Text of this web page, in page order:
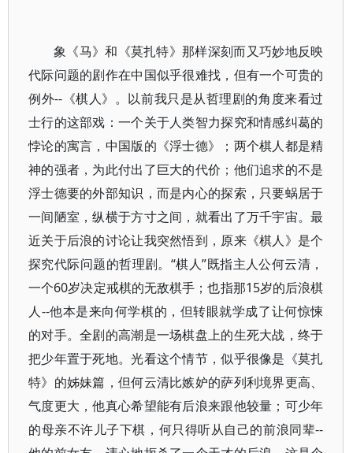
象《马》和《莫扎特》那样深刻而又巧妙地反映
代际问题的剧作在中国似乎很难找，但有一个可贵的
例外--《棋人》。以前我只是从哲理剧的角度来看过
士行的这部戏：一个关于人类智力探究和情感纠葛的
悖论的寓言，中国版的《浮士德》；两个棋人都是精
神的强者，为此付出了巨大的代价；他们追求的不是
浮士德要的外部知识，而是内心的探索，只要蜗居于
一间陋室，纵横于方寸之间，就看出了万千宇宙。最
近关于后浪的讨论让我突然悟到，原来《棋人》是个
探究代际问题的哲理剧。“棋人”既指主人公何云清，
一个60岁决定戒棋的无敌棋手；也指那15岁的后浪棋
人--他本是来向何学棋的，但转眼就学成了让何惊悚
的对手。全剧的高潮是一场棋盘上的生死大战，终于
把少年置于死地。光看这个情节，似乎很像是《莫扎
特》的姊妹篇，但何云清比嫉妒的萨列利境界更高、
气度更大，他真心希望能有后浪来跟他较量；可少年
的母亲不许儿子下棋，何只得听从自己的前浪同辈--